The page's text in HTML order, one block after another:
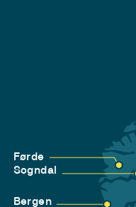
Førde
Sogndal
Bergen